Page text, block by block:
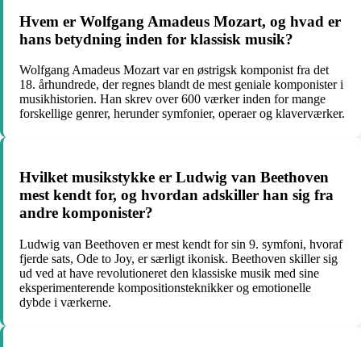
Hvem er Wolfgang Amadeus Mozart, og hvad er
hans betydning inden for klassisk musik?
Wolfgang Amadeus Mozart var en østrigsk komponist fra det
18. århundrede, der regnes blandt de mest geniale komponister i
musikhistorien. Han skrev over 600 værker inden for mange
forskellige genrer, herunder symfonier, operaer og klaverværker.
Hvilket musikstykke er Ludwig van Beethoven
mest kendt for, og hvordan adskiller han sig fra
andre komponister?
Ludwig van Beethoven er mest kendt for sin 9. symfoni, hvoraf
fjerde sats, Ode to Joy, er særligt ikonisk. Beethoven skiller sig
ud ved at have revolutioneret den klassiske musik med sine
eksperimenterende kompositionsteknikker og emotionelle
dybde i værkerne.